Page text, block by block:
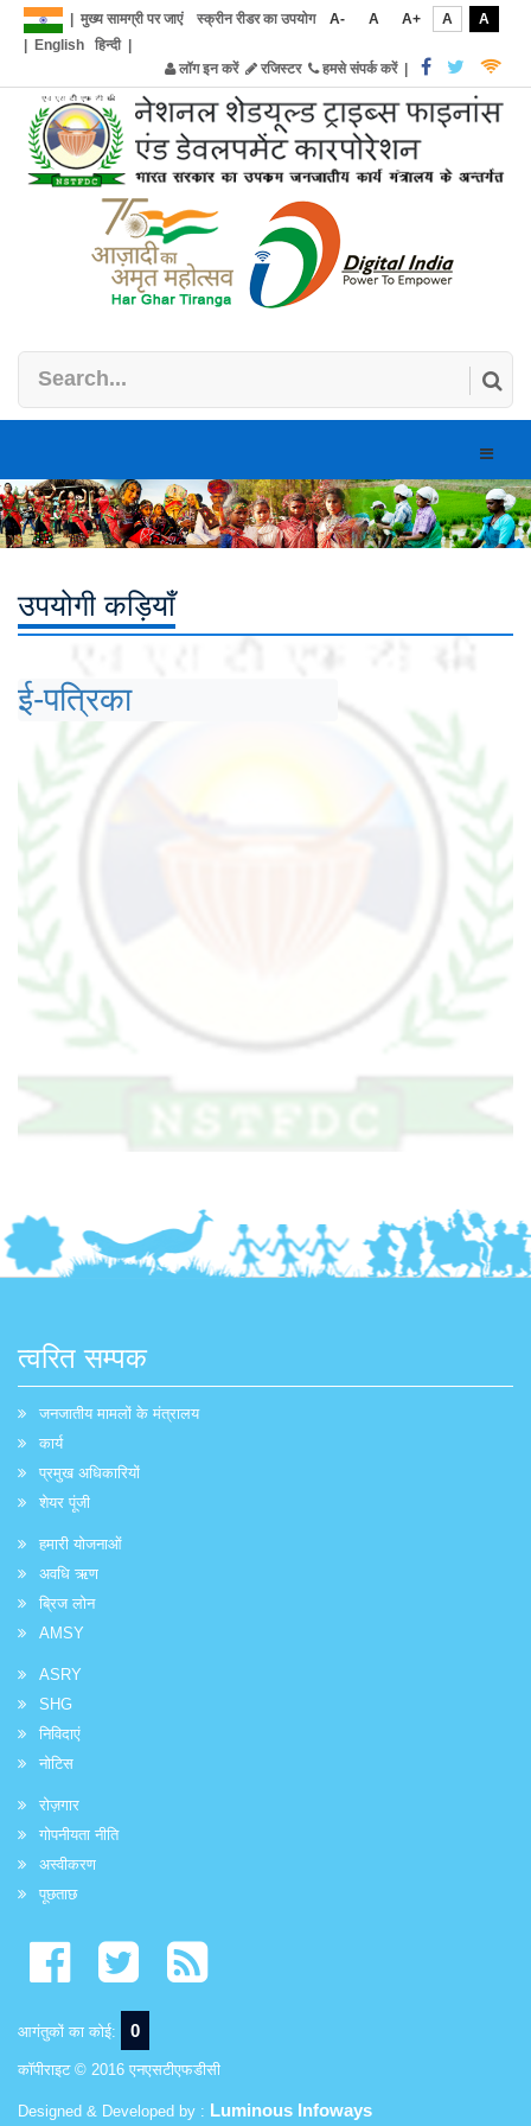
मुख्य सामग्री पर जाएं स्क्रीन रीडर का उपयोग A- A A+ A
A
English हिन्दी|
लॉग इन करें
रजिस्टर हमसे संपर्क करें|
Toggle
उपयोगी कड़ियाँ
ई-पत्रिका
त्वरित सम्पक
जनजातीय मामलों के मंत्रालय
कार्य
प्रमुख अधिकारियों
शेयर पूंजी
हमारी योजनाओं
अवधि ऋण
ब्रिज लोन
AMSY
ASRY
SHG
निविदाएं
नोटिस
रोज़गार
गोपनीयता नीति
अस्वीकरण
पूछताछ
आगंतुकों का कोई: 0
कॉपीराइट © 2016 एनएसटीएफडीसी
Designed & Developed by : Luminous Infoways